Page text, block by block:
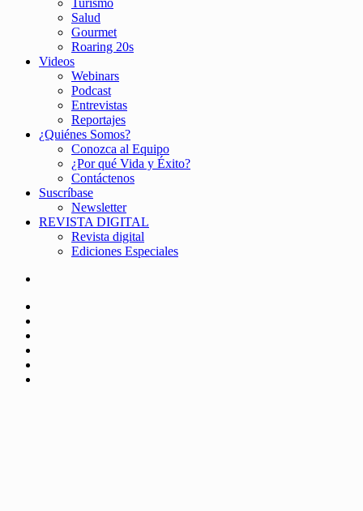
Turismo
Salud
Gourmet
Roaring 20s
Videos
Webinars
Podcast
Entrevistas
Reportajes
¿Quiénes Somos?
Conozca al Equipo
¿Por qué Vida y Éxito?
Contáctenos
Suscríbase
Newsletter
REVISTA DIGITAL
Revista digital
Ediciones Especiales